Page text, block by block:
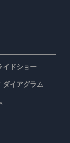
イドショー
ダイアグラム